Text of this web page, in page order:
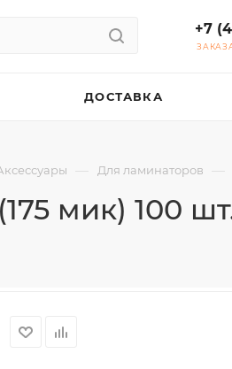
+7
ДОСТАВКА
— Для ламинаторов —
мик) 100